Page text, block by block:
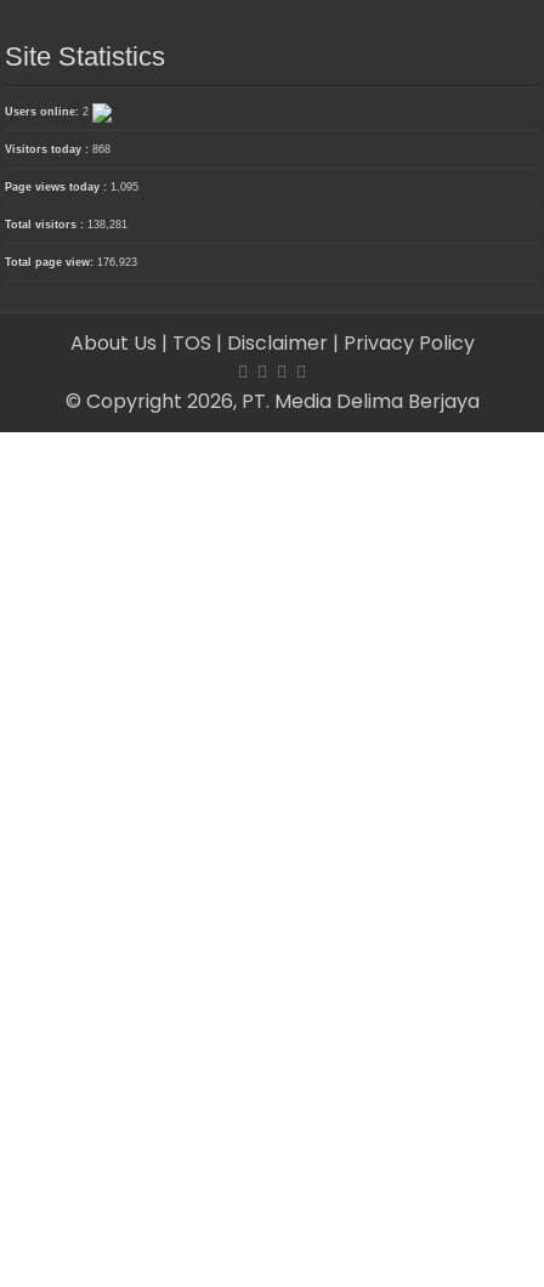
Site Statistics
Users online:2
Visitors today :868
Page views today :1,095
Total visitors :138,281
Total page view:176,923
About Us | TOS | Disclaimer | Privacy Policy
© Copyright 2026, PT. Media Delima Berjaya